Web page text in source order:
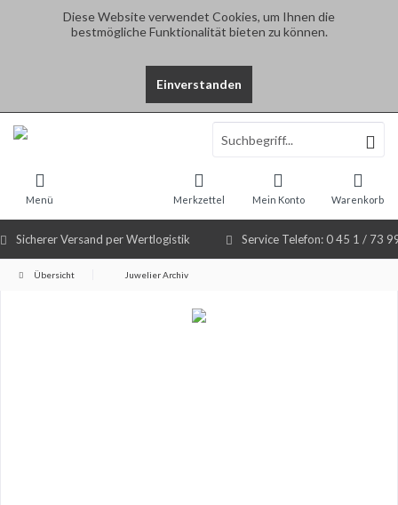
Diese Website verwendet Cookies, um Ihnen die
bestmögliche Funktionalität bieten zu können.
Einverstanden
Sicherer Versand per Wertlogistik Service Telefon: 0 45 1 / 73
Warenkorb
Merkzettel Mein Konto
Menü
Übersicht Juwelier Archiv